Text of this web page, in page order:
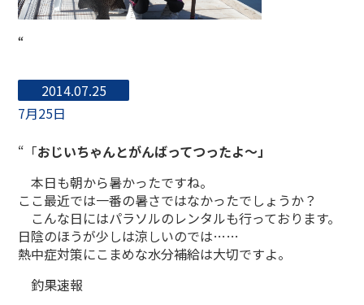
“
2014.07.25
7月25日
“「おじいちゃんとがんばってつったよ〜」
本日も朝から暑かったですね。
ここ最近では一番の暑さではなかったでしょうか？
こんな日にはパラソルのレンタルも行っております。
日陰のほうが少しは涼しいのでは……
熱中症対策にこまめな水分補給は大切ですよ。
釣果速報